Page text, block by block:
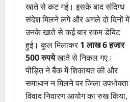
खाते से कट गई। इसके बाद संदिग्ध
संदेश मिलने लगे और अगले दो दिनों में
उनके खाते से कई बार रकम डेबिट
हुई। कुल मिलाकर 1 लाख 6 हजार
500 रुपयेखाते से निकल गए।
पीड़ित ने बैंक में शिकायत की और
समाधान न मिलने पर जिला उपभोक्ता
विवाद निवारण आयोग का रुख किया,